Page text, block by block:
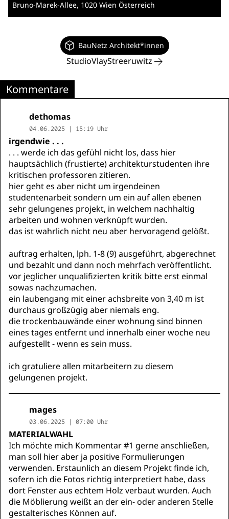
Bruno-Marek-Allee, 1020 Wien Österreich
BauNetz Architekt*innen
StudioVlayStreeruwitz
Kommentare
dethomas
04.06.2025 | 15:19 Uhr
irgendwie . . .
. . . werde ich das gefühl nicht los, dass hier
hauptsächlich (frustierte) architekturstudenten ihre
kritischen professoren zitieren.
hier geht es aber nicht um irgendeinen
studentenarbeit sondern um ein auf allen ebenen
sehr gelungenes projekt, in welchem nachhaltig
arbeiten und wohnen verknüpft wurden.
das ist wahrlich nicht neu aber hervoragend gelößt.
auftrag erhalten, lph. 1-8 (9) ausgeführt, abgerechnet
und bezahlt und dann noch mehrfach veröffentlicht.
vor jeglicher unqualifizierten kritik bitte erst einmal
sowas nachzumachen.
ein laubengang mit einer achsbreite von 3,40 m ist
durchaus großzügig aber niemals eng.
die trockenbauwände einer wohnung sind binnen
eines tages entfernt und innerhalb einer woche neu
aufgestellt - wenn es sein muss.
ich gratuliere allen mitarbeitern zu diesem
gelungenen projekt.
mages
03.06.2025 | 07:00 Uhr
MATERIALWAHL
Ich möchte mich Kommentar #1 gerne anschließen,
man soll hier aber ja positive Formulierungen
verwenden. Erstaunlich an diesem Projekt finde ich,
sofern ich die Fotos richtig interpretiert habe, dass
dort Fenster aus echtem Holz verbaut wurden. Auch
die Möblierung weißt an der ein- oder anderen Stelle
gestalterisches Können auf.